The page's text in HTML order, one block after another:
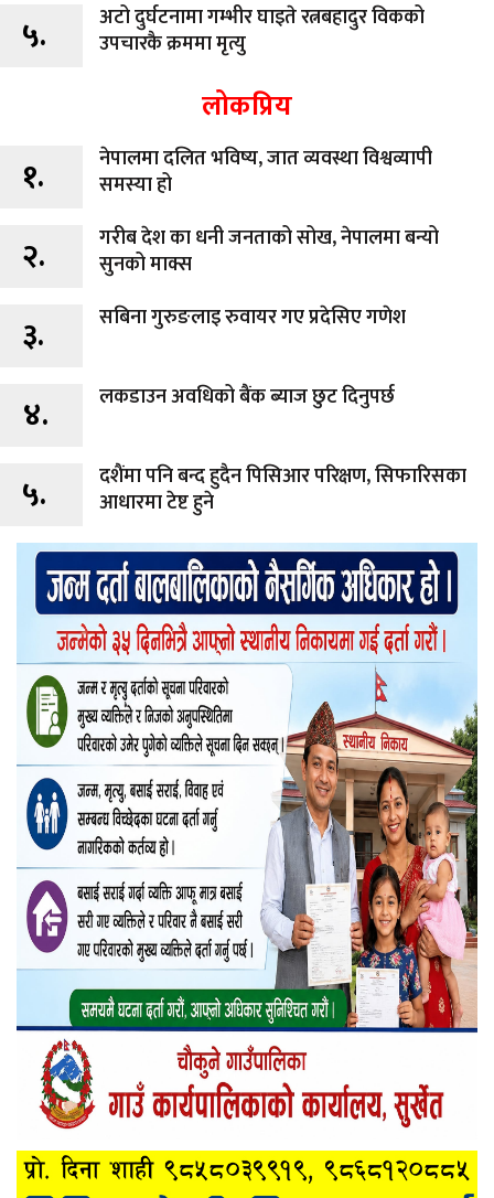
५.
अटो दुर्घटनामा गम्भीर घाइते रत्नबहादुर विकको
उपचारकै क्रममा मृत्यु
लोकप्रिय
१.
नेपालमा दलित भविष्य, जात व्यवस्था विश्वव्यापी
समस्या हो
२.
गरीब देश का धनी जनताको सोख, नेपालमा बन्यो
सुनको माक्स
३. सबिना गुरुङलाइ रुवायर गए प्रदेसिए गणेश
४. लकडाउन अवधिको बैंक ब्याज छुट दिनुपर्छ
५.
दशैंमा पनि बन्द हुदैन पिसिआर परिक्षण, सिफारिसका
आधारमा टेष्ट हुने